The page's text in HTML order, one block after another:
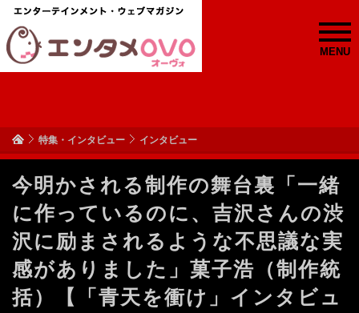
MENU
特集・インタビュー インタビュー
今明かされる制作の舞台裏「一緒
に作っているのに、吉沢さんの渋
沢に励まされるような不思議な実
感がありました」菓子浩（制作統
括）【「青天を衝け」インタビュ